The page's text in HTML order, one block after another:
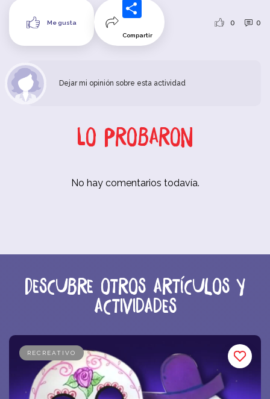
Me gusta
Compartir
0 0
Dejar mi opinión sobre esta actividad
Lo probaron
No hay comentarios todavía.
Descubre otros artículos y
actividades
RECREATIVO